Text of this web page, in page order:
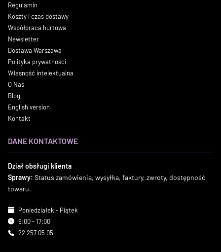
Regulamin
Koszty i czas dostawy
Współpraca hurtowa
Newsletter
Dostawa Warszawa
Polityka prywatności
Własność intelektualna
O Nas
Blog
English version
Kontakt
DANE KONTAKTOWE
Dział obsługi klienta
Sprawy: Status zamówienia, wysyłka, faktury, zwroty, dostępność
towaru.
Poniedziałek - Piątek
9:00 - 17:00
22 257 05 05